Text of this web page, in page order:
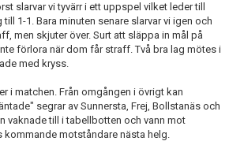
slarvar vi tyvärr i ett uppspel vilket leder till
1-1. Bara minuten senare slarvar vi igen och
men skjuter över. Surt att släppa in mål på
förlora när dom får straff. Två bra lag mötes i
med kryss.
i matchen. Från omgången i övrigt kan
segrar av Sunnersta, Frej, Bollstanäs och
vaknade till i tabellbotten och vann mot
kommande motståndare nästa helg.